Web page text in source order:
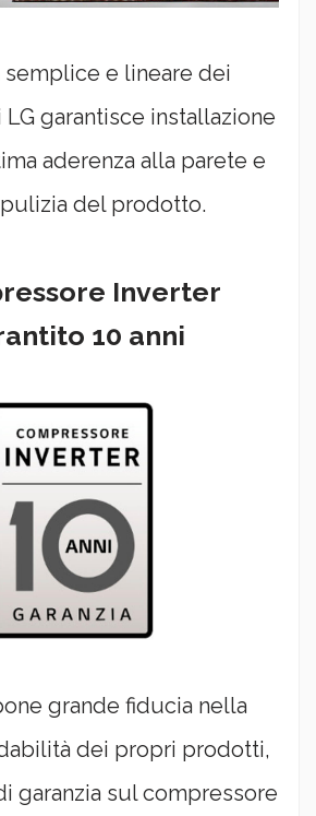
semplice e lineare dei
garantisce installazione
aderenza alla parete e
del prodotto.
Inverter
10 anni
grande fiducia nella
dei propri prodotti,
garanzia sul compressore